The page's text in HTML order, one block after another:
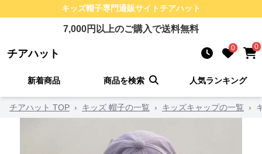
キッズ帽子専門通販サイトチアハット
7,000円以上のご購入で送料無料
チアハット 0 0
新着商品 商品を検索 人気ランキング
チアハット TOP › キッズ 帽子の一覧 › キッズキャップの一覧 ›